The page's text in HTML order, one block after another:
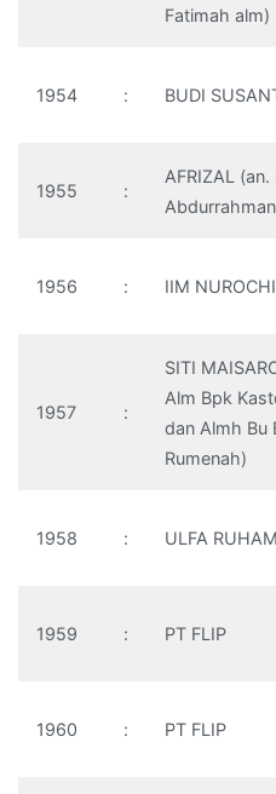
Fatimah alm)
1954 : BUDI
1955 :
AFRIZAL (an.
1956 : IIM
1957 :
SITI
Alm Bpk
dan Almh Bu
Rumenah)
1958 : ULFA
1959 : PT FLIP
1960 : PT FLIP